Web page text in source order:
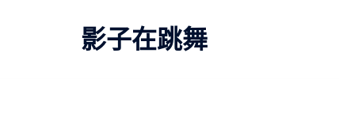
影子在跳舞